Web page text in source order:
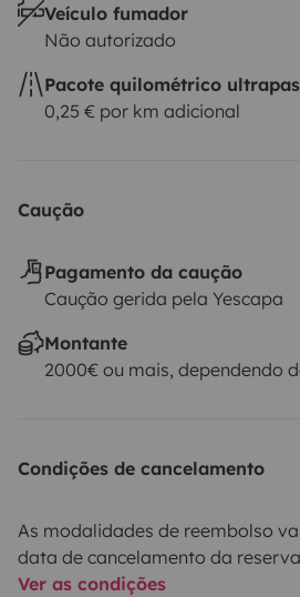
Veículo fumador
Não autorizado
Pacote quilométrico
0,25 € por km adicional
Caução
Pagamento da caução
Caução gerida pela Yescapa
Montante
2000€ ou mais, dependendo
Condições de cancelamento
As modalidades de reembolso
data de cancelamento da
Ver as condições